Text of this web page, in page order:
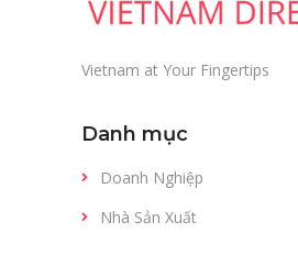
Vietnam at Your Fingertips
Danh mục
Doanh Nghiệp
Nhà Sản Xuất